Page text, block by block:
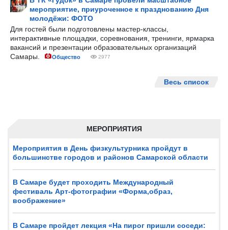
МЕРОПРИЯТИЯ
Мероприятия в День физкультурника пройдут в
большинстве городов и районов Самарской области
В Самаре будет проходить Международный
фестиваль Арт-фотографии «Форма,образ,
воображение»
В Самаре пройдет лекция «На пирог пришли соседи:
мероприятие, приуроченное к празднованию Дня
молодёжи: ФОТО
Для гостей были подготовлены мастер-классы,
интерактивные площадки, соревнования, тренинги, ярмарка
вакансий и презентации образовательных организаций
Самары.
Общество 2977
Весь список